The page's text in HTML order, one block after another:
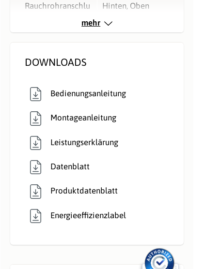
Rauchrohranschlu
Hinten, Oben
Verbrennungsluft:
Raumluftunabhängig
Verkleidungsmate
rial:
mehr
DOWNLOADS
Bedienungsanleitung
Montageanleitung
Leistungserklärung
Datenblatt
Produktdatenblatt
Energieeffizienzlabel